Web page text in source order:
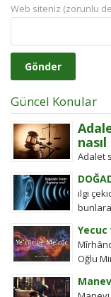
Web siteniz (zorunlu
Güncel Konular
Adalet
ilgi
Yecuc
Oğlu